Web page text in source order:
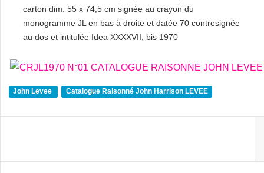
carton dim. 55 x 74,5 cm signée au crayon du
monogramme JL en bas à droite et datée 70 contresignée
au dos et intitulée Idea XXXXVII, bis 1970
John Levee Catalogue Raisonné John Harrison LEVEE